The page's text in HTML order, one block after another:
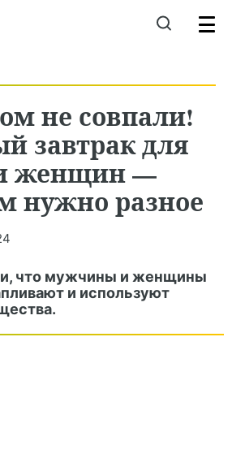
не совпали!
завтрак для
женщин —
нужно разное
что мужчины и женщины
и используют